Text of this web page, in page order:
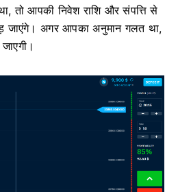
तो आपकी निवेश राशि और संपत्ति से
जाएंगे। अगर आपका अनुमान गलत था,